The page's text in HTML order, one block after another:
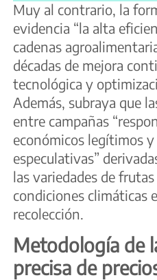
Muy al contrario, la
evidencia “la alta
cadenas
décadas de mejora
tecnológica y
Además, subraya que
entre campañas
económicos legítimos
especulativas”
las variedades de
condiciones climáticas
recolección.
Metodología de
precisa de